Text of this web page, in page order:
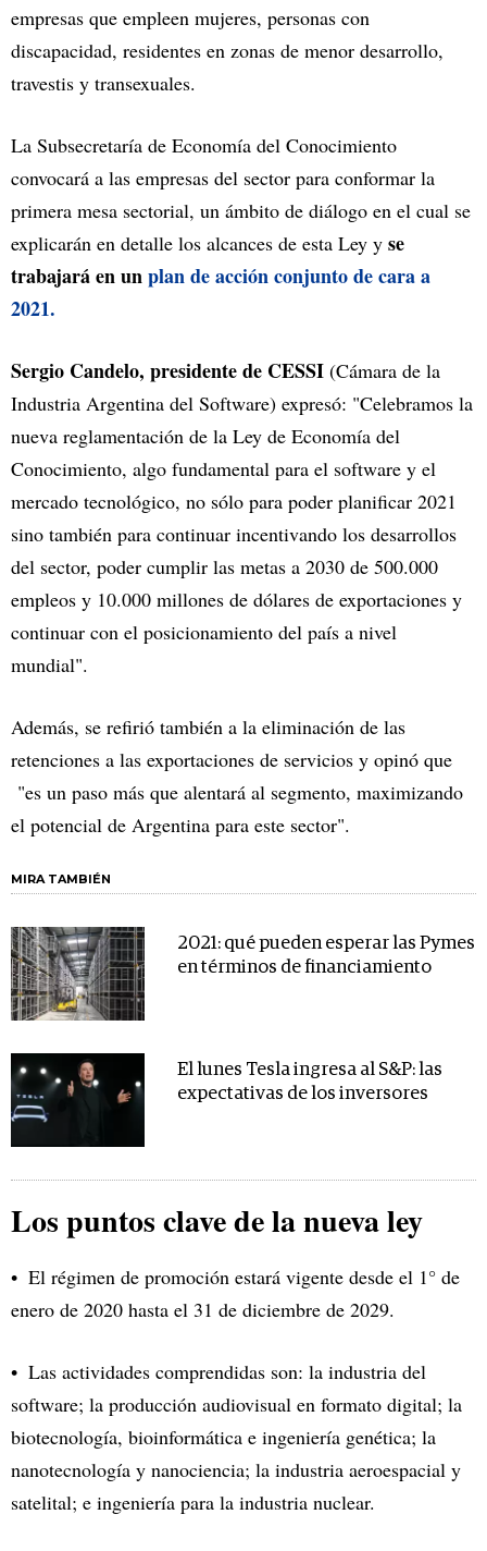
empresas que empleen mujeres, personas con
discapacidad, residentes en zonas de menor desarrollo,
travestis y transexuales.
La Subsecretaría de Economía del Conocimiento
convocará a las empresas del sector para conformar la
primera mesa sectorial, un ámbito de diálogo en el cual se
explicarán en detalle los alcances de esta Ley y se
trabajará en unplan de acción conjunto de cara a
2021.
Sergio Candelo, presidente de CESSI (Cámara de la
Industria Argentina del Software) expresó: "Celebramos la
nueva reglamentación de la Ley de Economía del
Conocimiento, algo fundamental para el software y el
mercado tecnológico, no sólo para poder planificar 2021
sino también para continuar incentivando los desarrollos
del sector, poder cumplir las metas a 2030 de 500.000
empleos y 10.000 millones de dólares de exportaciones y
continuar con el posicionamiento del país a nivel
mundial".
Además, se refirió también a la eliminación de las
retenciones a las exportaciones de servicios y opinó que
"es un paso más que alentará al segmento, maximizando
el potencial de Argentina para este sector".
MIRA TAMBIÉN
2021: qué pueden esperar las Pymes
en términos de financiamiento
El lunes Tesla ingresa al S&P: las
expectativas de los inversores
Los puntos clave de la nueva ley
El régimen de promoción estará vigente desde el 1° de
enero de 2020 hasta el 31 de diciembre de 2029.
Las actividades comprendidas son: la industria del
software; la producción audiovisual en formato digital; la
biotecnología, bioinformática e ingeniería genética; la
nanotecnología y nanociencia; la industria aeroespacial y
satelital; e ingeniería para la industria nuclear.